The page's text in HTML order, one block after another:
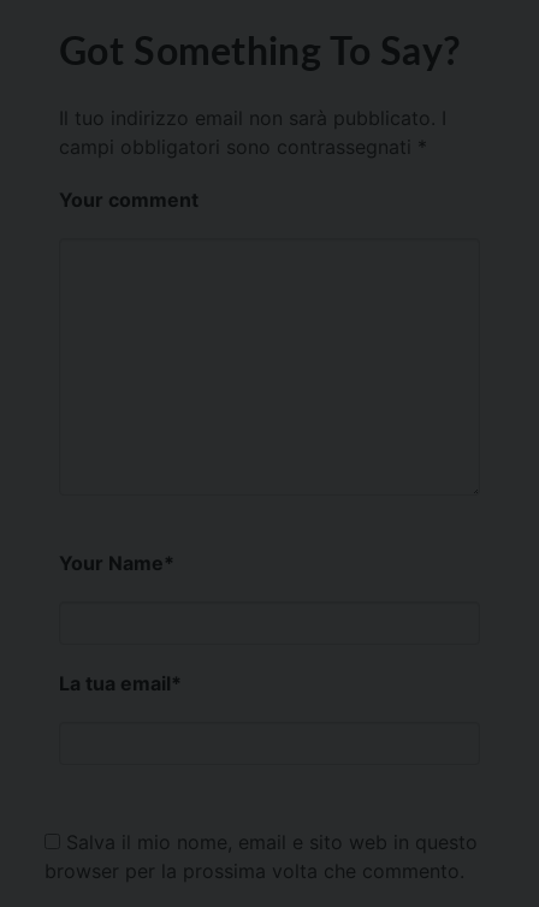
Got Something To Say?
Il tuo indirizzo email non sarà pubblicato.
campi obbligatori sono contrassegnati *
Your comment
Your Name*
La tua email*
Salva il mio nome, email e sito web in questo
browser per la prossima volta che commento.